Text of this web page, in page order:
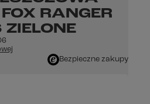
RANGER
Bezpieczne zakupy